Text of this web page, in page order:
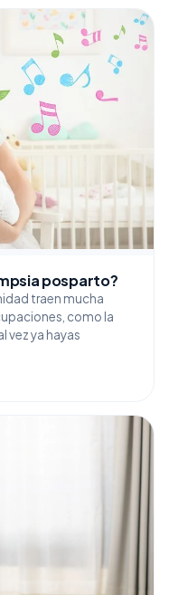
posparto?
traen mucha
como la
vez ya hayas